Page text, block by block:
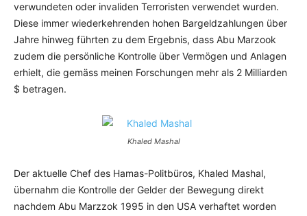
verwundeten oder invaliden Terroristen verwendet wurden.
Diese immer wiederkehrenden hohen Bargeldzahlungen über
Jahre hinweg führten zu dem Ergebnis, dass Abu Marzook
zudem die persönliche Kontrolle über Vermögen und Anlagen
erhielt, die gemäss meinen Forschungen mehr als 2 Milliarden
$ betragen.
Khaled Mashal
Der aktuelle Chef des Hamas-Politbüros, Khaled Mashal,
übernahm die Kontrolle der Gelder der Bewegung direkt
nachdem Abu Marzzok 1995 in den USA verhaftet worden